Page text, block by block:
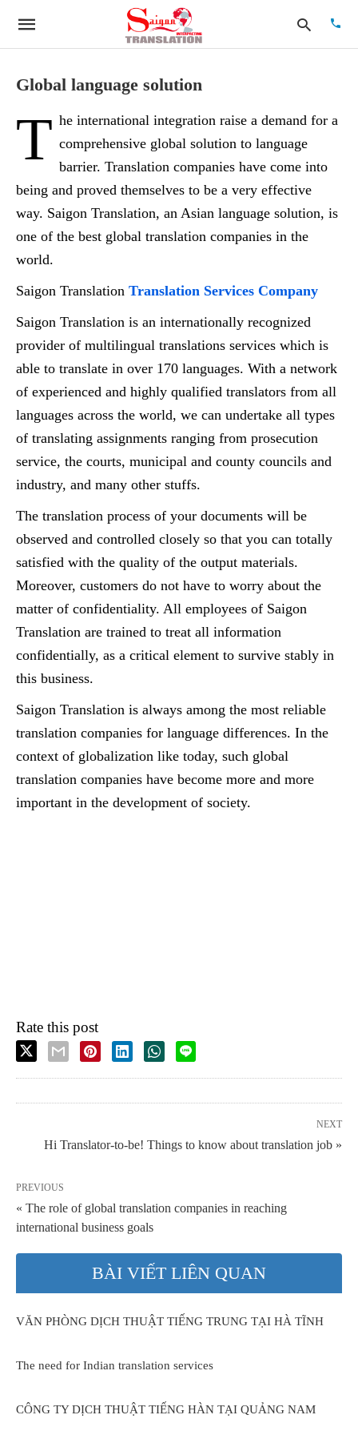
Type
Global language solution
T he international integration raise a demand for a
comprehensive global solution to language
barrier. Translation companies have come into
being and proved themselves to be a very effective
way. Saigon Translation, an Asian language solution, is
one of the best global translation companies in the
world.
Saigon Translation Translation Services Company
Saigon Translation is an internationally recognized
provider of multilingual translations services which is
able to translate in over 170 languages. With a network
of experienced and highly qualified translators from all
languages across the world, we can undertake all types
of translating assignments ranging from prosecution
service, the courts, municipal and county councils and
industry, and many other stuffs.
The translation process of your documents will be
observed and controlled closely so that you can totally
satisfied with the quality of the output materials.
Moreover, customers do not have to worry about the
matter of confidentiality. All employees of Saigon
Translation are trained to treat all information
confidentially, as a critical element to survive stably in
this business.
Saigon Translation is always among the most reliable
translation companies for language differences. In the
context of globalization like today, such global
translation companies have become more and more
important in the development of society.
Rate this post
NEXT
Hi Translator-to-be! Things to know about translation job »
PREVIOUS
« The role of global translation companies in reaching
international business goals
BÀI VIẾT LIÊN QUAN
VĂN PHÒNG DỊCH THUẬT TIẾNG TRUNG TẠI HÀ TĨNH
The need for Indian translation services
CÔNG TY DỊCH THUẬT TIẾNG HÀN TẠI QUẢNG NAM